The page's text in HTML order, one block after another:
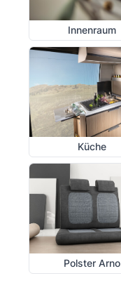
Innenraum
Küche
Polster Arno